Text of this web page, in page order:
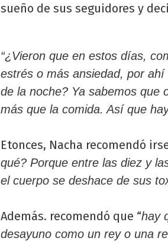
sueño de sus seguidores y
“¿Vieron que en estos días,
estrés o más ansiedad, por
de la noche? Ya sabemos que
más que la comida. Así que
Etonces, Nacha recomendó
qué? Porque entre las diez y
el cuerpo se deshace de sus
Además. recomendó que “hay
desayuno como un rey o una